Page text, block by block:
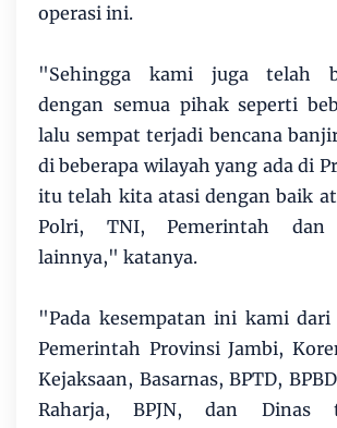
operasi ini.
"Sehingga kami juga telah
dengan semua pihak seperti
lalu sempat terjadi bencana
di beberapa wilayah yang ada di
itu telah kita atasi dengan baik
Polri, TNI, Pemerintah dan
lainnya," katanya.
"Pada kesempatan ini kami dari
Pemerintah Provinsi Jambi,
Kejaksaan, Basarnas, BPTD,
Raharja, BPJN, dan Dinas